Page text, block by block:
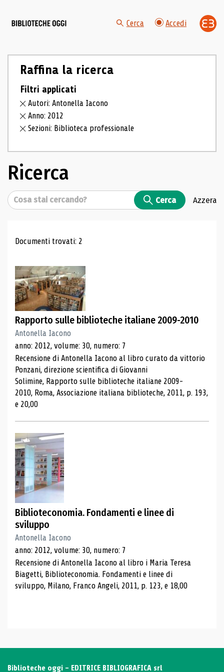
Cerca Accedi
Raffina la ricerca
Filtri applicati
Autori: Antonella Iacono
Anno: 2012
Sezioni: Biblioteca professionale
Ricerca
Cerca Cerca Azzera
Risultati di ricerca
Documenti trovati: 2
Rapporto sulle biblioteche italiane 2009-2010
Antonella Iacono
anno: 2012, volume: 30, numero: 7
Recensione di Antonella Iacono al libro curato da vittorio
Ponzani, direzione scientifica di Giovanni
Solimine, Rapporto sulle biblioteche italiane 2009-
2010, Roma, Associazione italiana biblioteche, 2011, p. 193,
e 20,00
Biblioteconomia. Fondamenti e linee di
sviluppo
Antonella Iacono
anno: 2012, volume: 30, numero: 7
Recensione di Antonella Iacono al libro i Maria Teresa
Biagetti, Biblioteconomia. Fondamenti e linee di
sviluppo, Milano, Franco Angeli, 2011, p. 123, e 18,00
Biblioteche oggi - EDITRICE BIBLIOGRAFICA srl